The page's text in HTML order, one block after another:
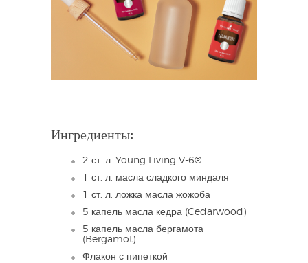
Ингредиенты:
2 ст. л. Young Living V-6®
1 ст. л. масла сладкого миндаля
1 ст. л. ложка масла жожоба
5 капель масла кедра (Cedarwood)
5 капель масла бергамота
(Bergamot)
Флакон с пипеткой